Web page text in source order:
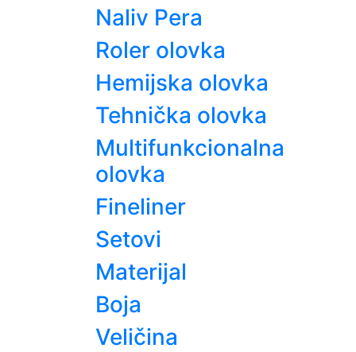
Naliv Pera
Roler olovka
Hemijska olovka
Tehnička olovka
Multifunkcionalna
olovka
Fineliner
Setovi
Materijal
Boja
Veličina